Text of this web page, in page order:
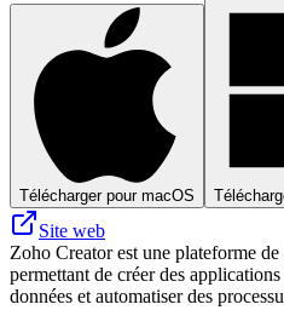
Télécharger pour macOS
Site web
Zoho Creator est une plateforme
permettant de créer des
données et automatiser des